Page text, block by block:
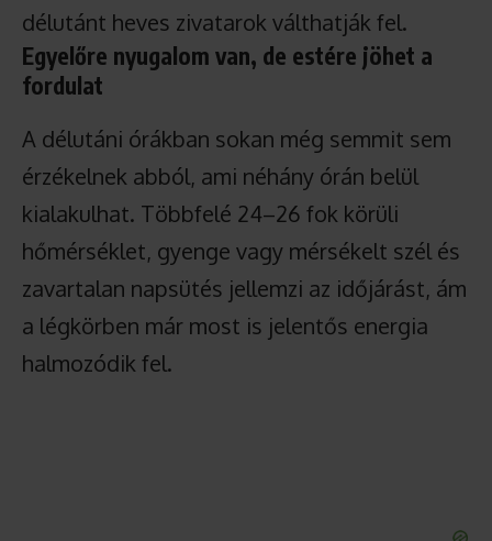
délutánt heves zivatarok válthatják fel.
Egyelőre nyugalom van, de estére jöhet a
fordulat
A délutáni órákban sokan még semmit sem
érzékelnek abból, ami néhány órán belül
kialakulhat. Többfelé 24–26 fok körüli
hőmérséklet, gyenge vagy mérsékelt szél és
zavartalan napsütés jellemzi az időjárást, ám
a légkörben már most is jelentős energia
halmozódik fel.